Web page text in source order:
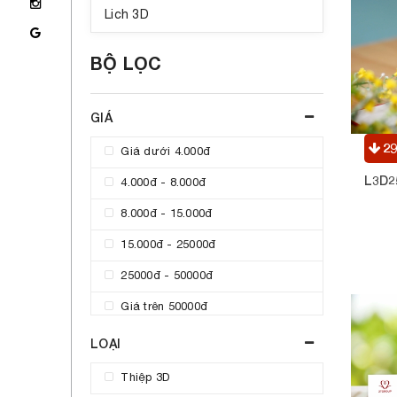
Lich 3D
BỘ LỌC
GIÁ
Giá dưới 4.000đ
4.000đ - 8.000đ
8.000đ - 15.000đ
15.000đ - 25000đ
25000đ - 50000đ
Giá trên 50000đ
LOẠI
Thiệp 3D